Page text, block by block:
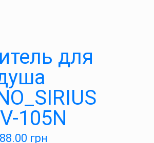
для
105N
грн